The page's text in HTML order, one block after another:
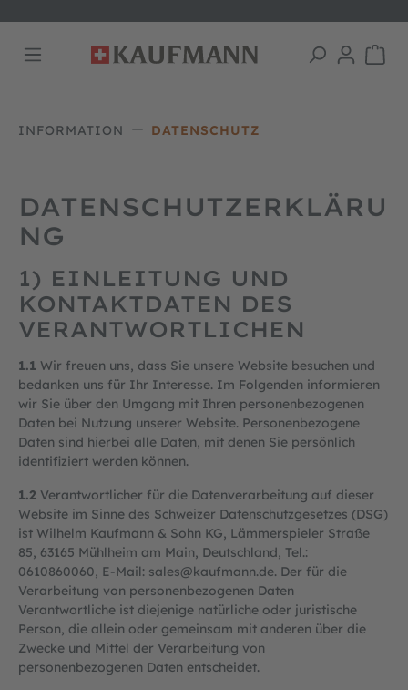
springen
INFORMATION DATENSCHUTZ
DATENSCHUTZERKLÄRU
NG
1) EINLEITUNG UND
KONTAKTDATEN DES
VERANTWORTLICHEN
1.1 Wir freuen uns, dass Sie unsere Website besuchen und
bedanken uns für Ihr Interesse. Im Folgenden informieren
wir Sie über den Umgang mit Ihren personenbezogenen
Daten bei Nutzung unserer Website. Personenbezogene
Daten sind hierbei alle Daten, mit denen Sie persönlich
identifiziert werden können.
1.2 Verantwortlicher für die Datenverarbeitung auf dieser
Website im Sinne des Schweizer Datenschutzgesetzes (DSG)
ist Wilhelm Kaufmann & Sohn KG, Lämmerspieler Straße
85, 63165 Mühlheim am Main, Deutschland, Tel.:
0610860060, E-Mail: sales@kaufmann.de. Der für die
Verarbeitung von personenbezogenen Daten
Verantwortliche ist diejenige natürliche oder juristische
Person, die allein oder gemeinsam mit anderen über die
Zwecke und Mittel der Verarbeitung von
personenbezogenen Daten entscheidet.